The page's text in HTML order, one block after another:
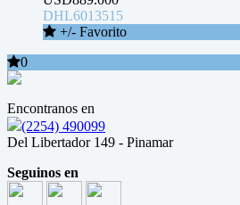
DHL6013515
+/- Favorito
0
Encontranos en
(2254) 490099
Del Libertador 149 - Pinamar
Seguinos en